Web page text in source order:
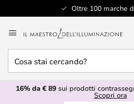
Oltre 100 marche
al
contenuto
stai
cercando?
16% da € 89sui prodotti
Scopri ora